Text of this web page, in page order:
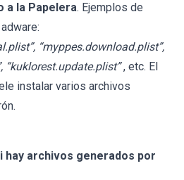
a la Papelera. Ejemplos de
“myppes.download.plist”,
“kuklorest.update.plist” , etc. El
instalar varios archivos
hay archivos generados por